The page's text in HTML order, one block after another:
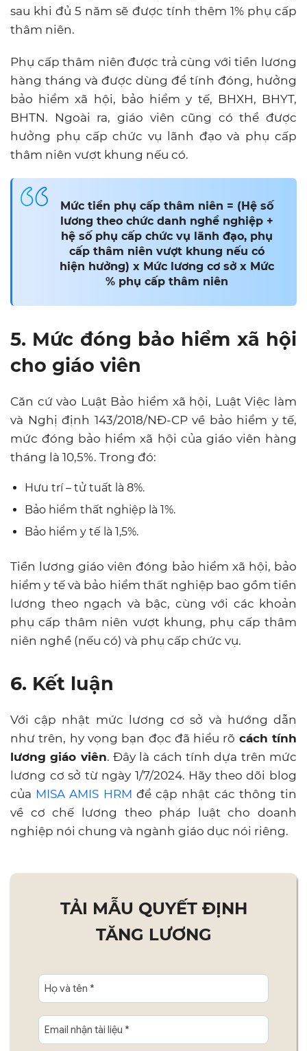
sau khi đủ 5 năm sẽ được tính thêm 1% phụ cấp
thâm niên.
Phụ cấp thâm niên được trả cùng với tiền lương
hàng tháng và được dùng để tính đóng, hưởng
bảo hiểm xã hội, bảo hiểm y tế, BHXH, BHYT,
BHTN. Ngoài ra, giáo viên cũng có thể được
hưởng phụ cấp chức vụ lãnh đạo và phụ cấp
thâm niên vượt khung nếu có.
Mức tiền phụ cấp thâm niên = (Hệ số
lương theo chức danh nghề nghiệp +
hệ số phụ cấp chức vụ lãnh đạo, phụ
cấp thâm niên vượt khung nếu có
hiện hưởng) x Mức lương cơ sở x Mức
% phụ cấp thâm niên
5. Mức đóng bảo hiểm xã hội
cho giáo viên
Căn cứ vào Luật Bảo hiểm xã hội, Luật Việc làm
và Nghị định 143/2018/NĐ-CP về bảo hiểm y tế,
mức đóng bảo hiểm xã hội của giáo viên hàng
tháng là 10,5%. Trong đó:
Hưu trí – tử tuất là 8%.
Bảo hiểm thất nghiệp là 1%.
Bảo hiểm y tế là 1,5%.
Tiền lương giáo viên đóng bảo hiểm xã hội, bảo
hiểm y tế và bảo hiểm thất nghiệp bao gồm tiền
lương theo ngạch và bậc, cùng với các khoản
phụ cấp thâm niên vượt khung, phụ cấp thâm
niên nghề (nếu có) và phụ cấp chức vụ.
6. Kết luận
Với cập nhật mức lương cơ sở và hướng dẫn
như trên, hy vọng bạn đọc đã hiểu rõ cách tính
lương giáo viên. Đây là cách tính dựa trên mức
lương cơ sở từ ngày 1/7/2024. Hãy theo dõi blog
của MISA AMIS HRM để cập nhật các thông tin
về cơ chế lương theo pháp luật cho doanh
nghiệp nói chung và ngành giáo dục nói riêng.
TẢI MẪU QUYẾT ĐỊNH
TĂNG LƯƠNG